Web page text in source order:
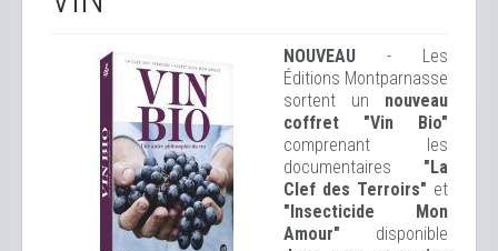
NOUVEAU - Les
Éditions Montparnasse
sortent un nouveau
coffret "Vin Bio"
comprenant les
documentaires "La
Clef des Terroirs" et
"Insecticide Mon
Amour" disponible